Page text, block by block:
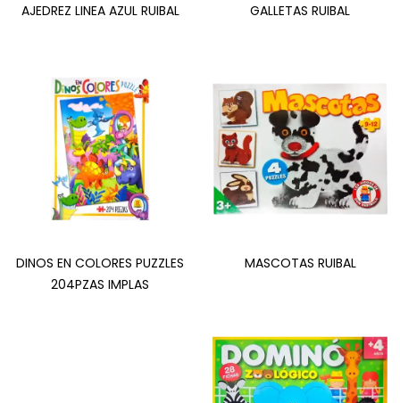
AJEDREZ LINEA AZUL RUIBAL GALLETAS RUIBAL
DINOS EN COLORES PUZZLES
204PZAS IMPLAS
MASCOTAS RUIBAL